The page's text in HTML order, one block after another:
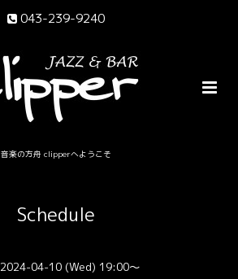
043-239-9240
音楽の方舟 clipperへようこそ
Schedule
2024-04-10 (Wed) 19:00～